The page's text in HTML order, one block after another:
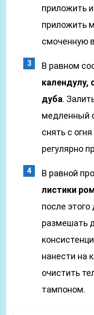
приложить
приложить
смоченную
В равном
календулу,
дуба.
медленный
снять с
регулярно
В равной
листики
после
размешать
нанести на
очистить
тампоном.